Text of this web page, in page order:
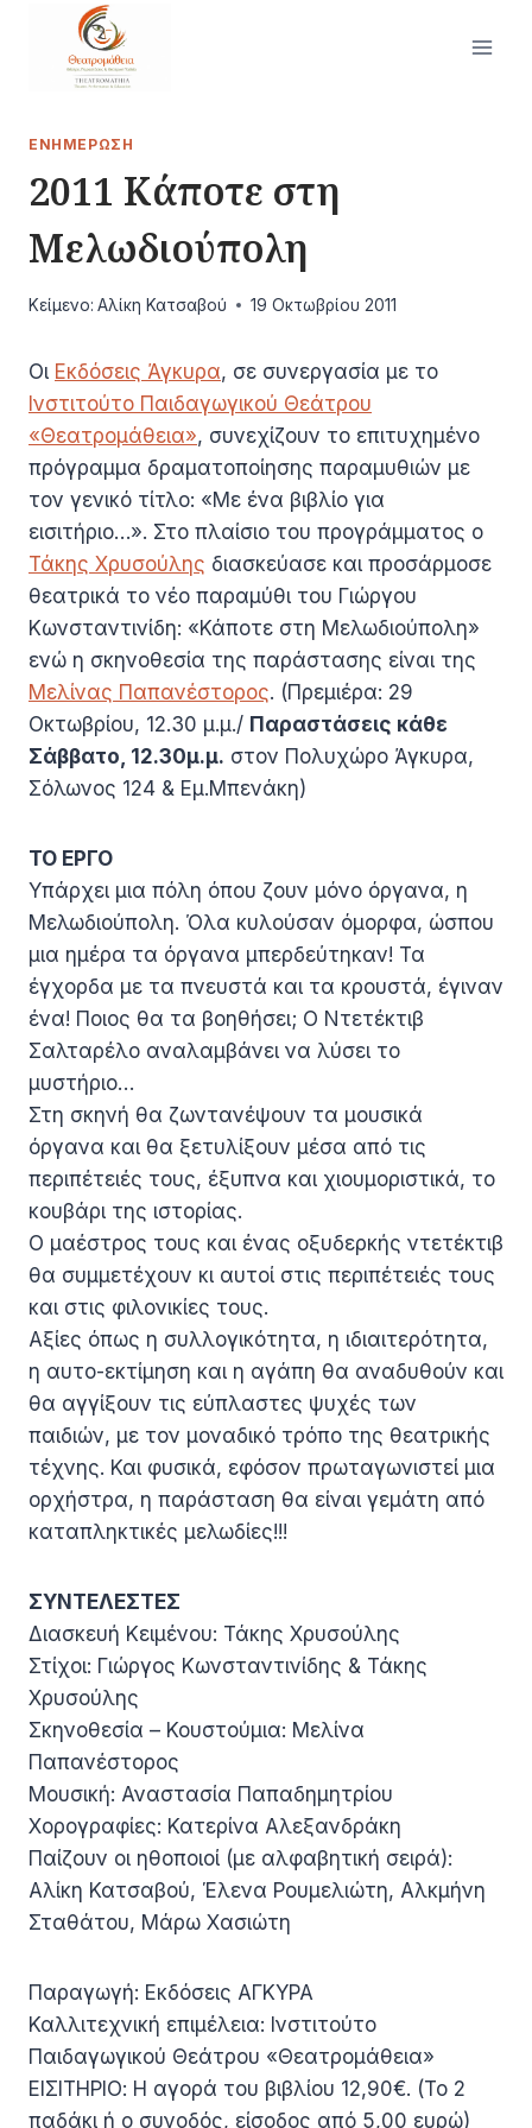
content
ΕΝΗΜΈΡΩΣΗ
2011 Κάποτε στη
Μελωδιούπολη
Κείμενο: Αλίκη Κατσαβού 19 Οκτωβρίου 2011
Οι Εκδόσεις Άγκυρα, σε συνεργασία με το
Ινστιτούτο Παιδαγωγικού Θεάτρου
«Θεατρομάθεια», συνεχίζουν το επιτυχημένο
πρόγραμμα δραματοποίησης παραμυθιών με
τον γενικό τίτλο: «Με ένα βιβλίο για
εισιτήριο…». Στο πλαίσιο του προγράμματος ο
Τάκης Χρυσούλης διασκεύασε και προσάρμοσε
θεατρικά το νέο παραμύθι του Γιώργου
Κωνσταντινίδη: «Κάποτε στη Μελωδιούπολη»
ενώ η σκηνοθεσία της παράστασης είναι της
Μελίνας Παπανέστορος. (Πρεμιέρα: 29
Οκτωβρίου, 12.30 μ.μ./ Παραστάσεις κάθε
Σάββατο, 12.30μ.μ. στον Πολυχώρο Άγκυρα,
Σόλωνος 124 & Εμ.Μπενάκη)
ΤΟ ΕΡΓΟ
Υπάρχει μια πόλη όπου ζουν μόνο όργανα, η
Μελωδιούπολη. Όλα κυλούσαν όμορφα, ώσπου
μια ημέρα τα όργανα μπερδεύτηκαν! Τα
έγχορδα με τα πνευστά και τα κρουστά, έγιναν
ένα! Ποιος θα τα βοηθήσει; Ο Ντετέκτιβ
Σαλταρέλο αναλαμβάνει να λύσει το
μυστήριο…
Στη σκηνή θα ζωντανέψουν τα μουσικά
όργανα και θα ξετυλίξουν μέσα από τις
περιπέτειές τους, έξυπνα και χιουμοριστικά, το
κουβάρι της ιστορίας.
Ο μαέστρος τους και ένας οξυδερκής ντετέκτιβ
θα συμμετέχουν κι αυτοί στις περιπέτειές τους
και στις φιλονικίες τους.
Αξίες όπως η συλλογικότητα, η ιδιαιτερότητα,
η αυτο-εκτίμηση και η αγάπη θα αναδυθούν και
θα αγγίξουν τις εύπλαστες ψυχές των
παιδιών, με τον μοναδικό τρόπο της θεατρικής
τέχνης. Και φυσικά, εφόσον πρωταγωνιστεί μια
ορχήστρα, η παράσταση θα είναι γεμάτη από
καταπληκτικές μελωδίες!!!
ΣΥΝΤΕΛΕΣΤΕΣ
Διασκευή Κειμένου: Τάκης Χρυσούλης
Στίχοι: Γιώργος Κωνσταντινίδης & Τάκης
Χρυσούλης
Σκηνοθεσία – Κουστούμια: Μελίνα
Παπανέστορος
Μουσική: Αναστασία Παπαδημητρίου
Χορογραφίες: Κατερίνα Αλεξανδράκη
Παίζουν οι ηθοποιοί (με αλφαβητική σειρά):
Αλίκη Κατσαβού, Έλενα Ρουμελιώτη, Αλκμήνη
Σταθάτου, Μάρω Χασιώτη
Παραγωγή: Εκδόσεις ΑΓΚΥΡΑ
Καλλιτεχνική επιμέλεια: Ινστιτούτο
Παιδαγωγικού Θεάτρου «Θεατρομάθεια»
ΕΙΣΙΤΗΡΙΟ: Η αγορά του βιβλίου 12,90€. (Το 2
παδάκι ή ο συνοδός, είσοδος από 5,00 ευρώ)